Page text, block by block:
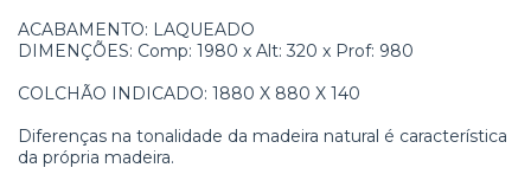
ACABAMENTO: LAQUEADO
DIMENÇÕES: Comp: 1980 x Alt: 320 x Prof: 980
COLCHÃO INDICADO: 1880 X 880 X 140
Diferenças na tonalidade da madeira natural é característica
da própria madeira.